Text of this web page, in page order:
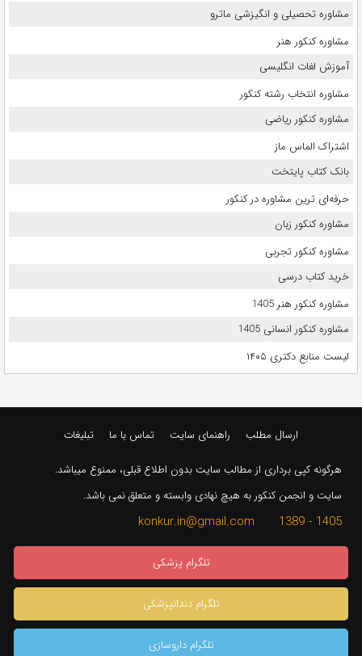
مشاوره تحصیلی و انگیزشی ماترو
مشاوره کنکور هنر
آموزش لغات انگلیسی
مشاوره انتخاب رشته کنکور
مشاوره کنکور ریاضی
اشتراک الماس ماز
بانک کتاب پایتخت
حرفه‌ای ترین مشاوره در کنکور
مشاوره کنکور زبان
مشاوره کنکور تجربی
خرید کتاب درسی
مشاوره کنکور هنر 1405
مشاوره کنکور انسانی 1405
لیست منابع دکتری ۱۴۰۵
ارسال مطلب راهنمای سایت تماس با ما تبلیغات
هرگونه کپی برداری از مطالب سایت بدون اطلاع قبلی، ممنوع میباشد.
سایت و انجمن کنکور به هیچ نهادی وابسته و متعلق نمی باشد.
1405 - 1389 konkur.in@gmail.com
تلگرام پزشکی
تلگرام دندانپزشکی
تلگرام داروسازی